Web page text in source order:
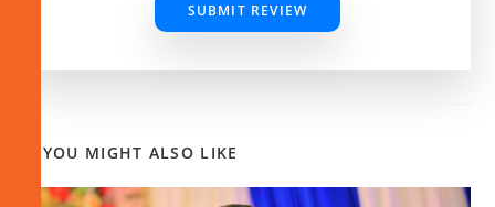
SUBMIT REVIEW
YOU MIGHT ALSO LIKE